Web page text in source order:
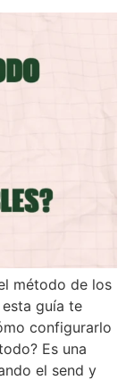
método de los
guía te
configurarlo
Es una
el send y